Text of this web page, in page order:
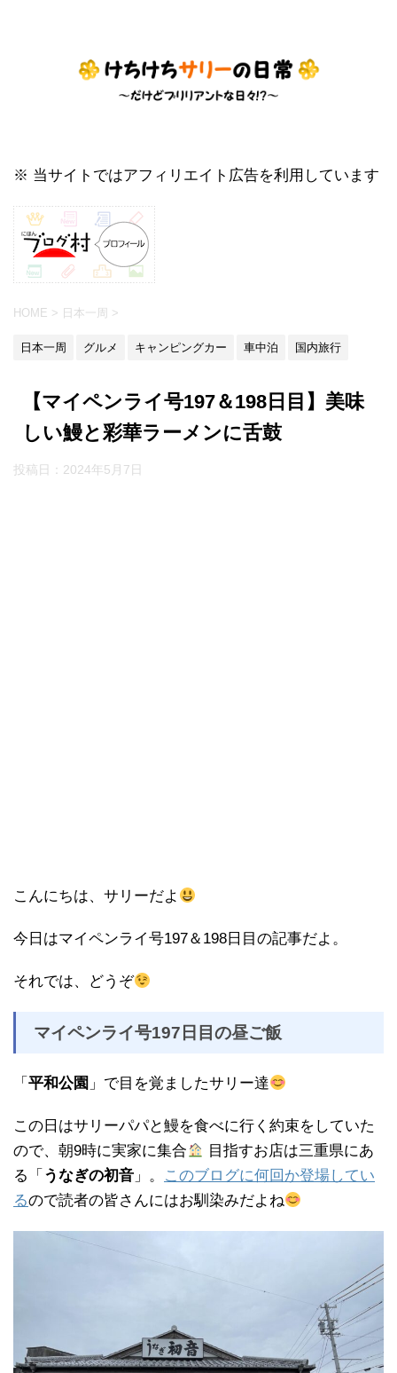
※ 当サイトではアフィリエイト広告を利用しています
HOME > 日本一周 >
日本一周 グルメ キャンピングカー 車中泊 国内旅行
【マイペンライ号197＆198日目】美味
しい鰻と彩華ラーメンに舌鼓
投稿日： 2024年5月7日
こんにちは、サリーだよ
今日はマイペンライ号197＆198日目の記事だよ。
それでは、どうぞ
マイペンライ号197日目の昼ご飯
「 平和公園 」で目を覚ましたサリー達
この日はサリーパパと鰻を食べに行く約束をしていた
ので、朝9時に実家に集合
目指すお店は三重県にあ
る「 うなぎの初音 」。
このブログに何回か登場してい
るので読者の皆さんにはお馴染みだよね